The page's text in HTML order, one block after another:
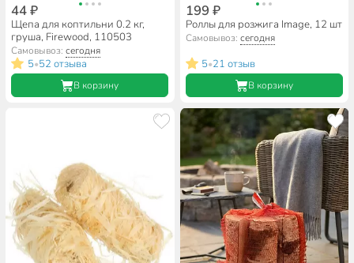
44 ₽
Щепа для коптильни 0.2 кг,
груша, Firewood, 110503
Самовывоз:сегодня
5•52 отзыва
В корзину
199 ₽
Роллы для розжига Image, 12 шт
Самовывоз: сегодня
5•21 отзыв
В корзину